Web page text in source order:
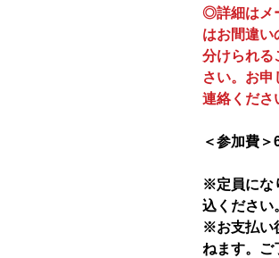
◎詳細はメ
はお間違い
分けられる
さい。お
連絡くださ
＜参加費＞
※定員にな
込ください
※お支払い
ねます。ご